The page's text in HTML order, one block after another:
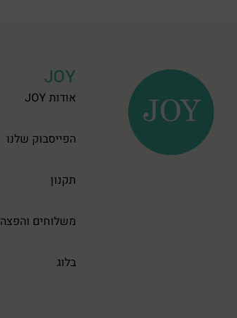
JOY
אודות JOY
הפייסבוק שלנו
תקנון
משלוחים והפצה
בלוג